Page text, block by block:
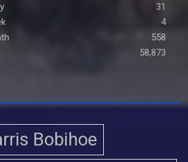
31
4
558
58,873
Bobihoe